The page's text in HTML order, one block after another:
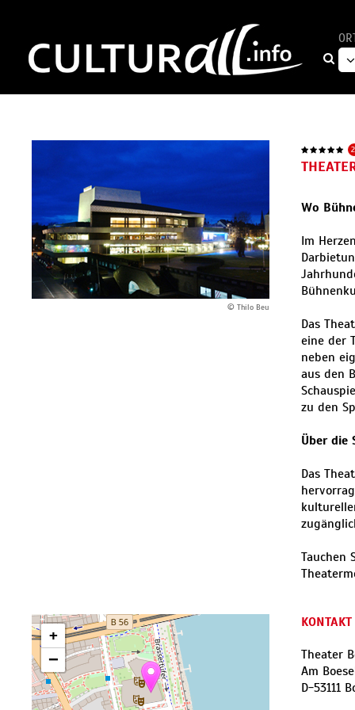
© Thilo Beu
Wo
Im
Das
eine der
neben
aus den
zu den
Über die
Das
Tauchen
+
−
KONTAKT
Theater
Am
D-53111